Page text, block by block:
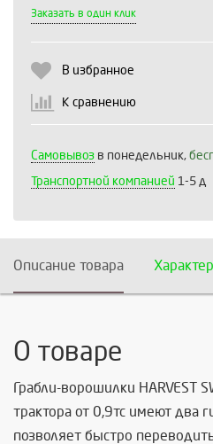
Заказать в один клик
В избранное
К сравнению
Самовывоз в понедельник,
Транспортной компанией 1-5 д
Описание товара
О товаре
Грабли-ворошилки HARVEST
трактора от 0,9тс имеют два
позволяет быстро